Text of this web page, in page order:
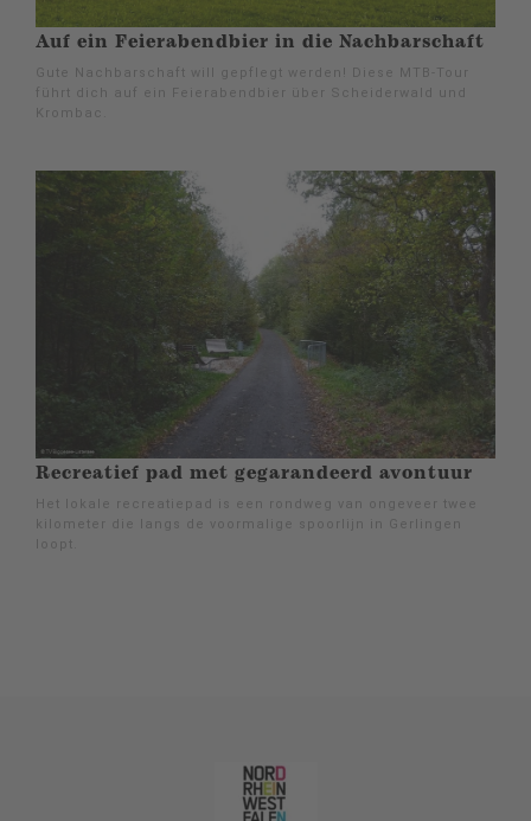
Auf ein Feierabendbier in die Nachbarschaft
Gute Nachbarschaft will gepflegt werden! Diese MTB-Tour
führt dich auf ein Feierabendbier über Scheiderwald und
Krombac.
Recreatief pad met gegarandeerd avontuur
Het lokale recreatiepad is een rondweg van ongeveer twee
kilometer die langs de voormalige spoorlijn in Gerlingen
loopt.